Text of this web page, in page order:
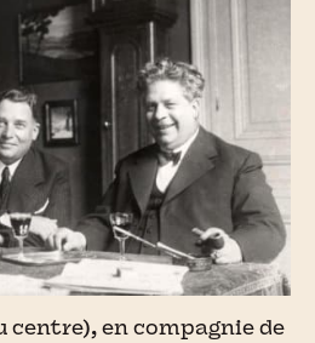
centre), en compagnie de